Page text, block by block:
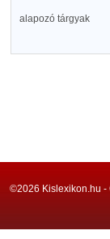
alapozó tárgyak
©2026 Kislexikon.hu -